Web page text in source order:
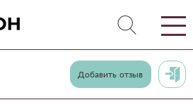
Добавить отзыв